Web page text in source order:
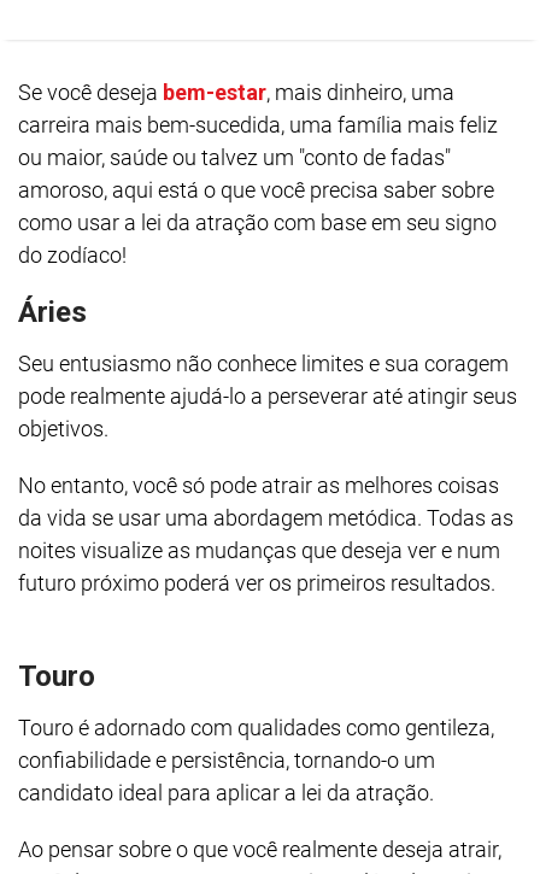
Se você deseja bem-estar, mais dinheiro, uma
carreira mais bem-sucedida, uma família mais feliz
ou maior, saúde ou talvez um "conto de fadas"
amoroso, aqui está o que você precisa saber sobre
como usar a lei da atração com base em seu signo
do zodíaco!
Áries
Seu entusiasmo não conhece limites e sua coragem
pode realmente ajudá-lo a perseverar até atingir seus
objetivos.
No entanto, você só pode atrair as melhores coisas
da vida se usar uma abordagem metódica. Todas as
noites visualize as mudanças que deseja ver e num
futuro próximo poderá ver os primeiros resultados.
Touro
Touro é adornado com qualidades como gentileza,
confiabilidade e persistência, tornando-o um
candidato ideal para aplicar a lei da atração.
Ao pensar sobre o que você realmente deseja atrair,